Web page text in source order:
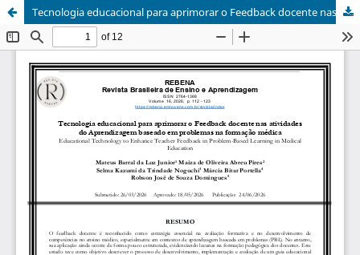
Tecnologia educacional para aprimorar o Feedback docente nas atividades do Aprendizagem baseado em problemas na formação médica